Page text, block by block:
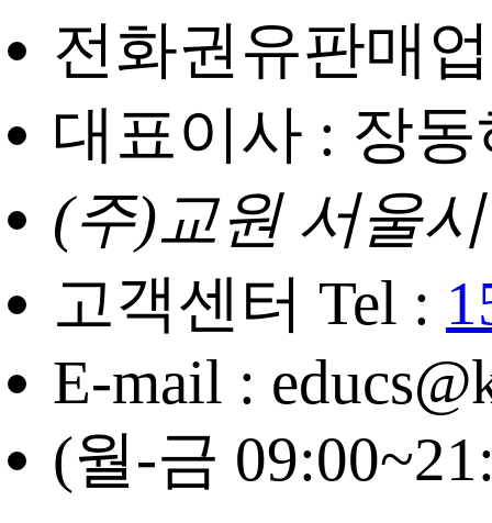
전화권유판매
대표이사 : 장동
(주)교원 서울
고객센터 Tel :
E-mail :
(월-금